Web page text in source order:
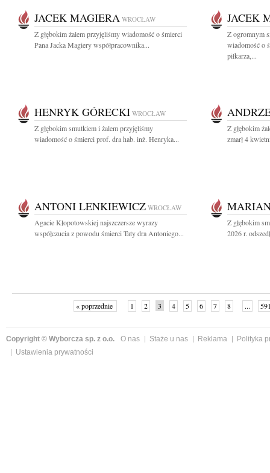
JACEK MAGIERA WROCŁAW
Z głębokim żalem przyjęliśmy wiadomość o śmierci
Pana Jacka Magiery współpracownika...
JACEK
Z ogromnym
wiadomość o
piłkarza,...
HENRYK GÓRECKI WROCŁAW
Z głębokim smutkiem i żalem przyjęliśmy
wiadomość o śmierci prof. dra hab. inż. Henryka...
Z głębokim
zmarł 4
ANTONI LENKIEWICZ WROCŁAW
Agacie Kłopotowskiej najszczersze wyrazy
współczucia z powodu śmierci Taty dra Antoniego...
Z głębokim
2026 r.
« poprzednie 1 2 3 4 5 6 7 8 ...
Copyright © Wyborcza sp. z o.o. O nas Staże u nas Reklama
Polityka
Ustawienia prywatności